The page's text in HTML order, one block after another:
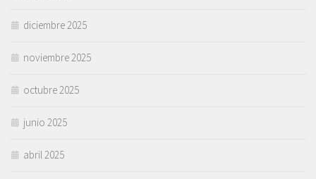
diciembre 2025
noviembre 2025
octubre 2025
junio 2025
abril 2025